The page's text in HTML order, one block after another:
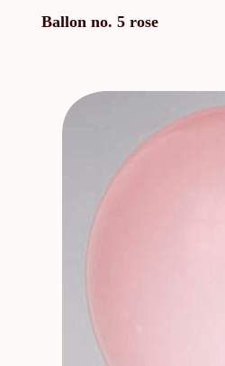
Ballon no. 5 rose